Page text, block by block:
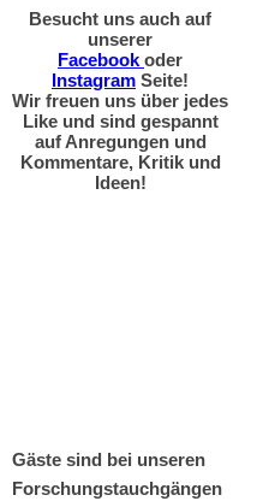
Besucht uns auch auf
unserer
Facebook oder
Instagram Seite!
Wir freuen uns über jedes
Like und sind gespannt
auf Anregungen und
Kommentare, Kritik und
Ideen!
Gäste sind bei unseren
Forschungstauchgängen